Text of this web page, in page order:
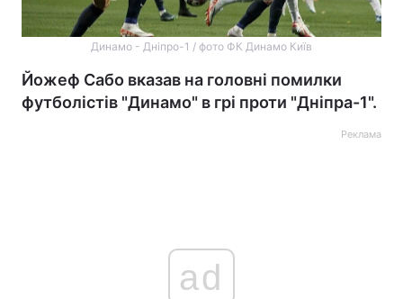
Динамо - Дніпро-1 / фото ФК Динамо Київ
Йожеф Сабо вказав на головні помилки
футболістів "Динамо" в грі проти "Дніпра-1".
Реклама
ad